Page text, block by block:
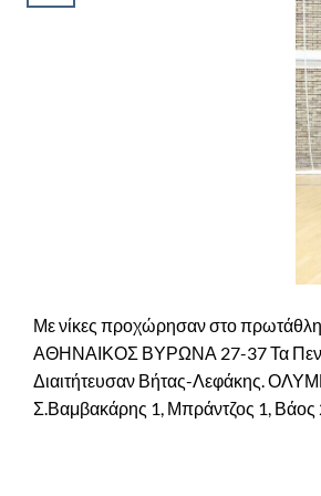
Με νίκες προχώρησαν στο
ΑΘΗΝΑΙΚΟΣ ΒΥΡΩΝΑ 27-37 Τα
Διαιτήτευσαν Βήτας-Λεφάκης.
Σ.Βαμβακάρης 1, Μπράντζος 1,